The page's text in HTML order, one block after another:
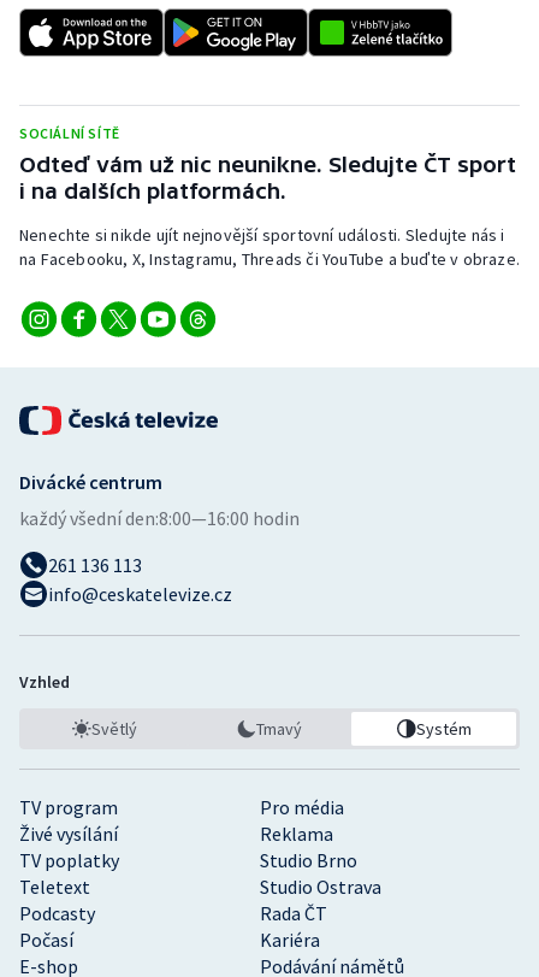
SOCIÁLNÍ SÍTĚ
Odteď vám už nic neunikne. Sledujte ČT sport
i na dalších platformách.
Nenechte si nikde ujít nejnovější sportovní události. Sledujte nás i
na Facebooku, X, Instagramu, Threads či YouTube a buďte v obraze.
TV program
Pro média
Živé vysílání
Reklama
TV poplatky
Studio Brno
Teletext
Studio Ostrava
Podcasty
Rada ČT
Počasí
Kariéra
E-shop
Podávání námětů
Divácké centrum
každý všední den:8:00—16:00 hodin
261 136 113
info@ceskatelevize.cz
Vzhled
Světlý Tmavý Systém